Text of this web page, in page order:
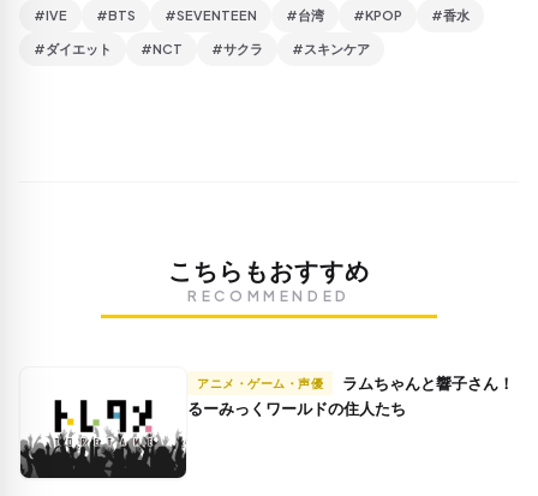
#IVE #BTS #SEVENTEEN #台湾 #KPOP #香水
#ダイエット #NCT #サクラ #スキンケア
こちらもおすすめ
RECOMMENDED
アニメ・ゲーム・声優
るーみっくワールドの住人たち